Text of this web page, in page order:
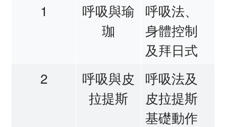
1
呼吸與瑜
珈
呼吸法、
身體控制
及拜日式
2
呼吸與皮
拉提斯
呼吸法及
皮拉提斯
基礎動作